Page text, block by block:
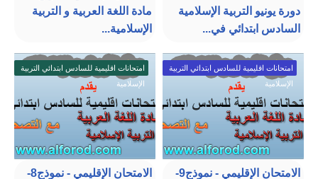
دورة يونيو التربية الإسلامية
السادس ابتدائي في...
مادة اللغة العربية و التربية
الإسلامية...
امتحانات اقليمية للسادس ابتدائي التربية
الإسلامية
الامتحان الإقليمي - نموذج9-
امتحانات اقليمية للسادس ابتدائي التربية
الإسلامية
الامتحان الإقليمي - نموذج8-